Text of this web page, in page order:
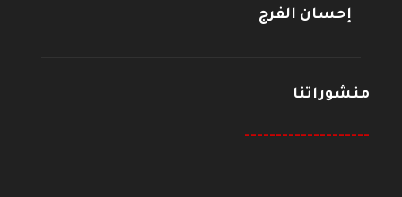
إحسان الفرج
منشوراتنا
--------------------